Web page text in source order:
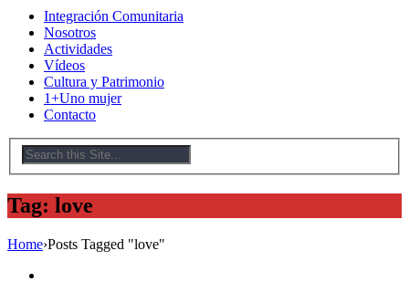
Integración Comunitaria
Nosotros
Actividades
Vídeos
Cultura y Patrimonio
1+Uno mujer
Contacto
Tag: love
Home›Posts Tagged "love"